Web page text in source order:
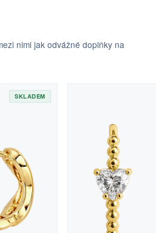
nimi jak odvážné doplňky na
SKLADEM